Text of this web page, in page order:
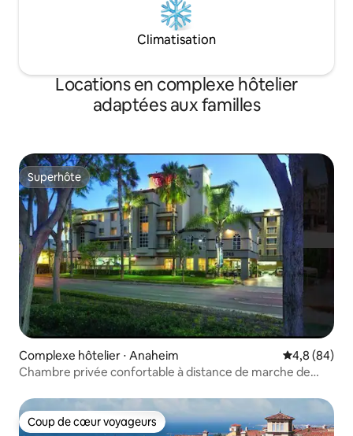
Climatisation
Locations en complexe hôtelier
adaptées aux familles
Superhôte
Superhôte
Complexe hôtelier ⋅ Anaheim Évaluation
4,8 (84)
Chambre privée confortable à distance de marche de
Coup de cœur voyageurs
Coup de cœur voyageurs